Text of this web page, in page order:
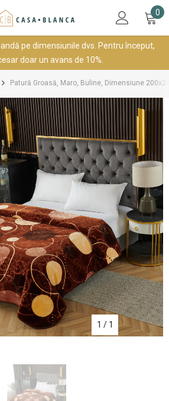
0
0
pe dimensiunile dvs. Pentru început,
doar un avans de 10%.
Patură Groasă, Maro, Buline, Dimensiune
1 / 1